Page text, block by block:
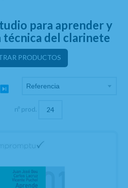
para aprender y
del clarinete
PRODUCTOS
nº prod.